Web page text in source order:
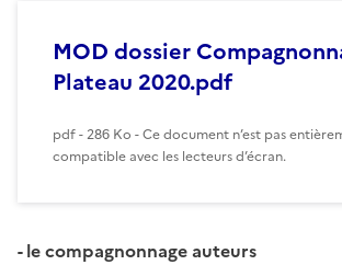
MOD dossier
Plateau 2020.pdf
pdf - 286 Ko - Ce document n’est pas
compatible avec les lecteurs d’écran.
- le compagnonnage auteurs